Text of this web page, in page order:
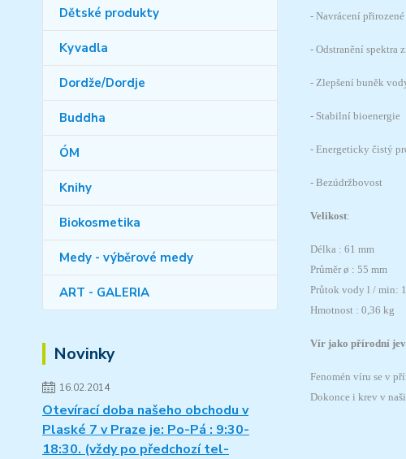
Dětské produkty
Kyvadla
Dordže/Dordje
Buddha
ÓM
Knihy
Biokosmetika
Medy - výběrové medy
ART - GALERIA
Novinky
16.02.2014
Otevírací doba našeho obchodu v
Plaské 7 v Praze je: Po-Pá : 9:30-
18:30. (vždy po předchozí tel-
- Navrácení
- Odstranění spektra
- Zlepšení buněk
- Stabilní bioenergie
- Energeticky čistý
- Bezúdržbovost
Velikost:
Délka : 61 mm
Průměr ø : 55 mm
Průtok vody l / min:
Hmotnost : 0,36 kg
Vír jako přírodní jev
Fenomén víru se v
Dokonce i krev v